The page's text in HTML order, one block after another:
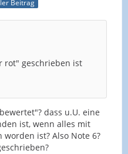
Beitrag
rot" geschrieben ist
dass u.U. eine
ist, wenn alles mit
ist? Also Note 6?